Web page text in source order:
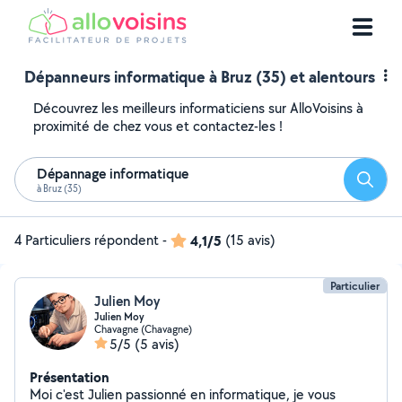
Dépanneurs informatique à Bruz (35) et alentours
Découvrez les meilleurs informaticiens sur AlloVoisins à
proximité de chez vous et contactez-les !
Dépannage informatique
à Bruz (35)
4 Particuliers répondent- 4,1/5 (15 avis)
Particulier
Julien Moy
Julien Moy
Chavagne (Chavagne)
5/5 (5 avis)
Présentation
Moi c'est Julien passionné en informatique, je vous